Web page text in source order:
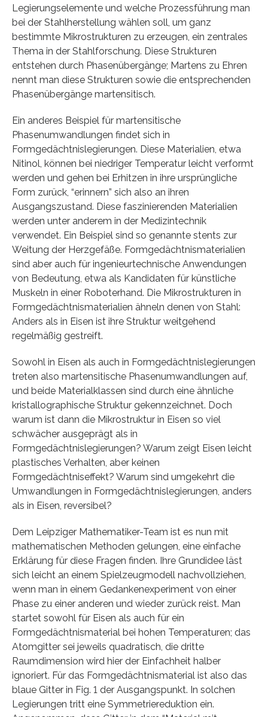
Legierungselemente und welche Prozessführung man
bei der Stahlherstellung wählen soll, um ganz
bestimmte Mikrostrukturen zu erzeugen, ein zentrales
Thema in der Stahlforschung. Diese Strukturen
entstehen durch Phasenübergänge; Martens zu Ehren
nennt man diese Strukturen sowie die entsprechenden
Phasenübergänge martensitisch.
Ein anderes Beispiel für martensitische
Phasenumwandlungen findet sich in
Formgedächtnislegierungen. Diese Materialien, etwa
Nitinol, können bei niedriger Temperatur leicht verformt
werden und gehen bei Erhitzen in ihre ursprüngliche
Form zurück, “erinnern” sich also an ihren
Ausgangszustand. Diese faszinierenden Materialien
werden unter anderem in der Medizintechnik
verwendet. Ein Beispiel sind so genannte stents zur
Weitung der Herzgefäße. Formgedächtnismaterialien
sind aber auch für ingenieurtechnische Anwendungen
von Bedeutung, etwa als Kandidaten für künstliche
Muskeln in einer Roboterhand. Die Mikrostrukturen in
Formgedächtnismaterialien ähneln denen von Stahl:
Anders als in Eisen ist ihre Struktur weitgehend
regelmäßig gestreift.
Sowohl in Eisen als auch in Formgedächtnislegierungen
treten also martensitische Phasenumwandlungen auf,
und beide Materialklassen sind durch eine ähnliche
kristallographische Struktur gekennzeichnet. Doch
warum ist dann die Mikrostruktur in Eisen so viel
schwächer ausgeprägt als in
Formgedächtnislegierungen? Warum zeigt Eisen leicht
plastisches Verhalten, aber keinen
Formgedächtniseffekt? Warum sind umgekehrt die
Umwandlungen in Formgedächtnislegierungen, anders
als in Eisen, reversibel?
Dem Leipziger Mathematiker-Team ist es nun mit
mathematischen Methoden gelungen, eine einfache
Erklärung für diese Fragen finden. Ihre Grundidee läst
sich leicht an einem Spielzeugmodell nachvollziehen,
wenn man in einem Gedankenexperiment von einer
Phase zu einer anderen und wieder zurück reist. Man
startet sowohl für Eisen als auch für ein
Formgedächtnismaterial bei hohen Temperaturen; das
Atomgitter sei jeweils quadratisch, die dritte
Raumdimension wird hier der Einfachheit halber
ignoriert. Für das Formgedächtnismaterial ist also das
blaue Gitter in Fig. 1 der Ausgangspunkt. In solchen
Legierungen tritt eine Symmetriereduktion ein.